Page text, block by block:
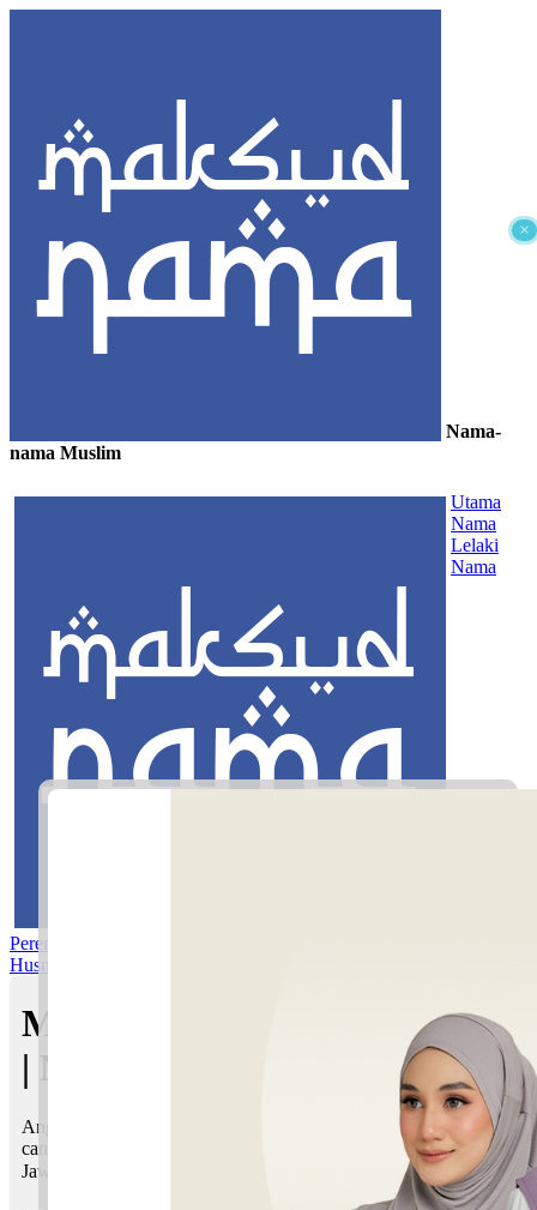
×
Nama-
nama Muslim
Utama
Nama
Lelaki
Nama
Perempuan
Husna
Maksud nama Anggun Izzara
| Maksud Nama dalam Islam
Anggun Izzara bermaksud Cantik, menawan; Puteri, bunga yang
cantik
Jawi: